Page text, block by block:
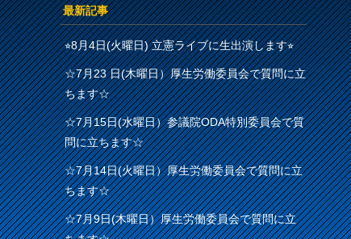
最新記事
⭐︎8月4日(火曜日) 立憲ライブに生出演します⭐︎
☆7月23 日(木曜日）厚生労働委員会で質問に立
ちます☆
☆7月15日(水曜日）参議院ODA特別委員会で質
問に立ちます☆
☆7月14日(火曜日）厚生労働委員会で質問に立
ちます☆
☆7月9日(木曜日）厚生労働委員会で質問に立